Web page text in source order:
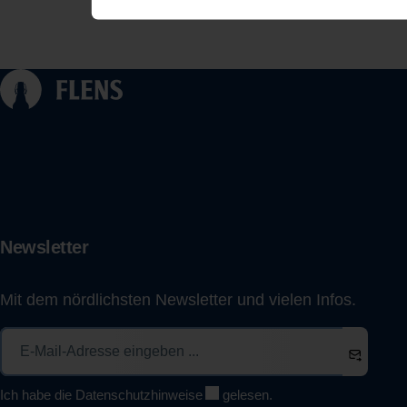
Newsletter
Mit dem nördlichsten Newsletter und vielen Infos.
Ich habe die Datenschutzhinweise gelesen.